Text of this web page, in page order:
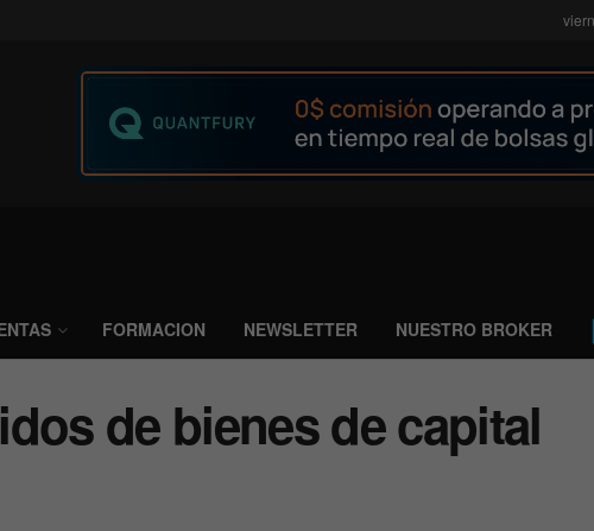
FORMACION NEWSLETTER NUESTRO BROKER
de bienes de capital